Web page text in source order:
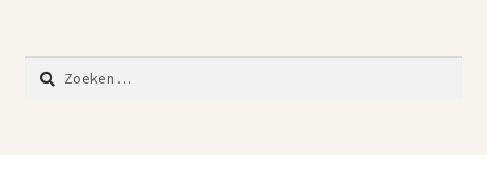
Zoeken
naar: